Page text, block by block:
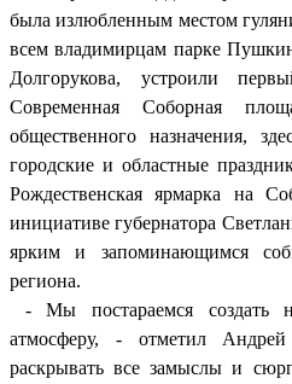
была излюбленным местом
всем владимирцам парке
Долгорукова, устроили
Современная Соборная
общественного назначения,
городские и областные
Рождественская ярмарка на
инициативе губернатора
ярким и запоминающимся
региона.
- Мы постараемся создать
атмосферу, - отметил
раскрывать все замыслы и